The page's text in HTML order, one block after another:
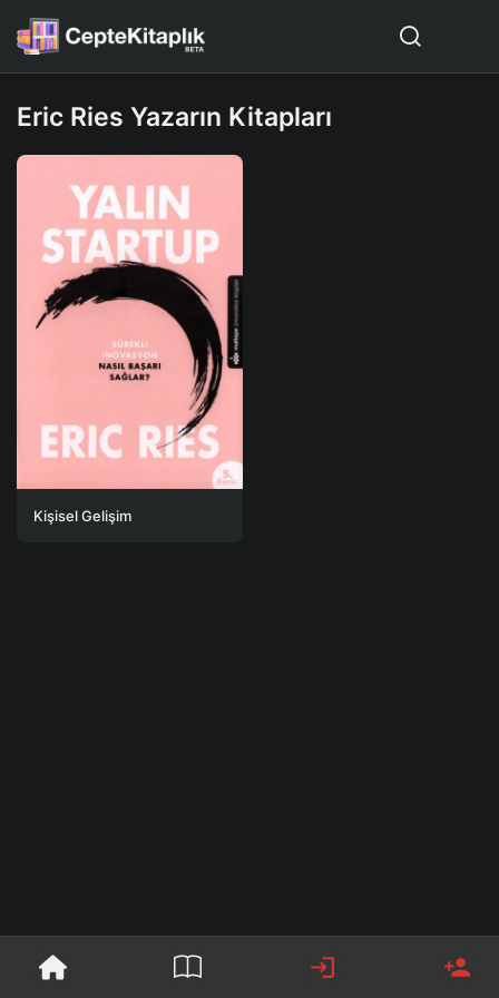
Eric Ries Yazarın Kitapları
Kişisel Gelişim